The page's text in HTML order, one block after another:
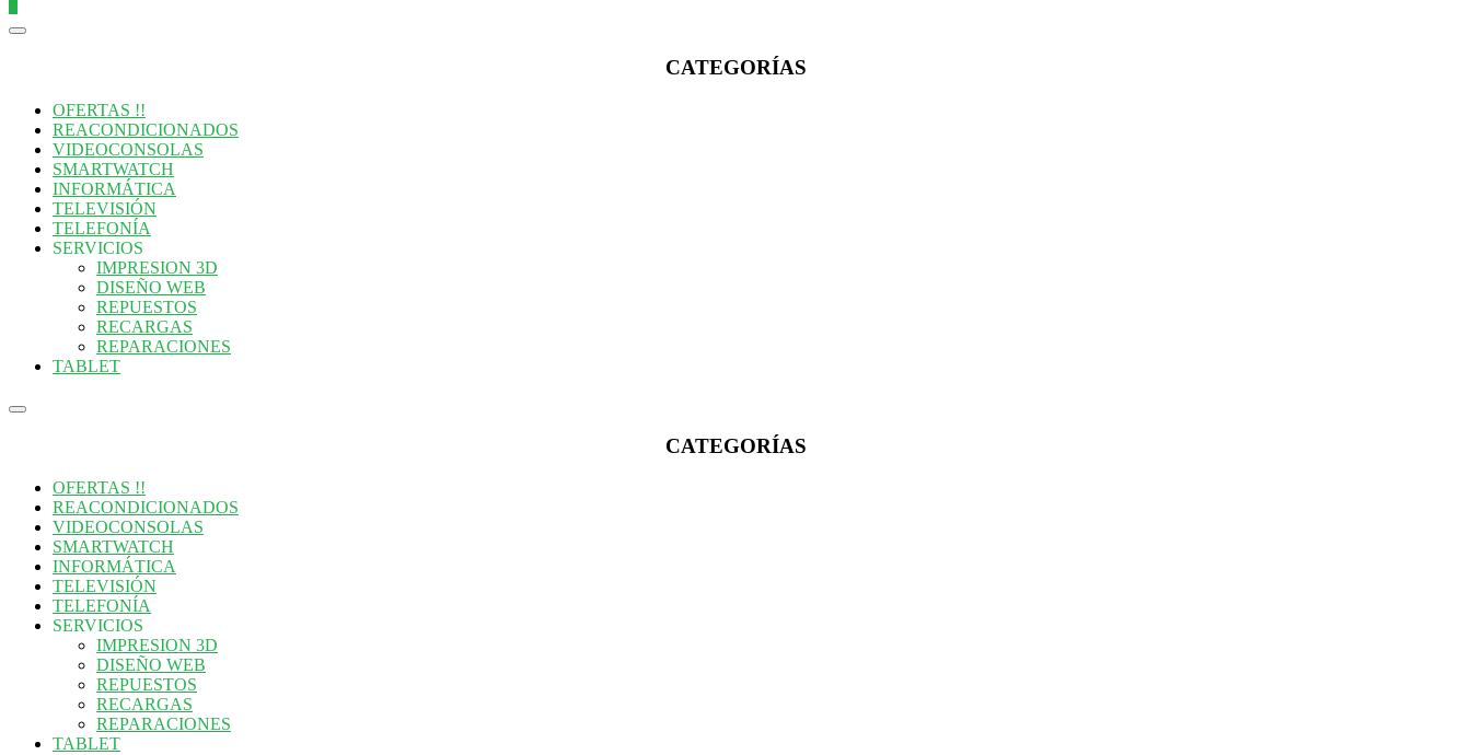
Menú
CATEGORÍAS
OFERTAS !!
REACONDICIONADOS
VIDEOCONSOLAS
SMARTWATCH
INFORMÁTICA
TELEVISIÓN
TELEFONÍA
SERVICIOS
IMPRESION 3D
DISEÑO WEB
REPUESTOS
RECARGAS
REPARACIONES
TABLET
Menú
CATEGORÍAS
OFERTAS !!
REACONDICIONADOS
VIDEOCONSOLAS
SMARTWATCH
INFORMÁTICA
TELEVISIÓN
TELEFONÍA
SERVICIOS
IMPRESION 3D
DISEÑO WEB
REPUESTOS
RECARGAS
REPARACIONES
TABLET